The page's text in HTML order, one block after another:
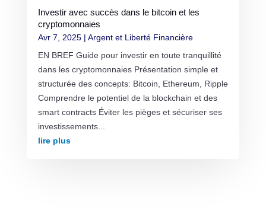
Investir avec succès dans le bitcoin et les
cryptomonnaies
Avr 7, 2025| Argent et Liberté Financière
EN BREF Guide pour investir en toute tranquillité
dans les cryptomonnaies Présentation simple et
structurée des concepts: Bitcoin, Ethereum, Ripple
Comprendre le potentiel de la blockchain et des
smart contracts Éviter les pièges et sécuriser ses
investissements...
lire plus